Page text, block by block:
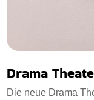
Drama
Die neue Drama